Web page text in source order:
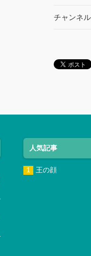
チャンネ
人気記事
王の顔